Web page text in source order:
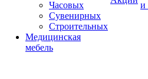
Часовых
Сувенирных
Строительных
Медицинская
мебель
и